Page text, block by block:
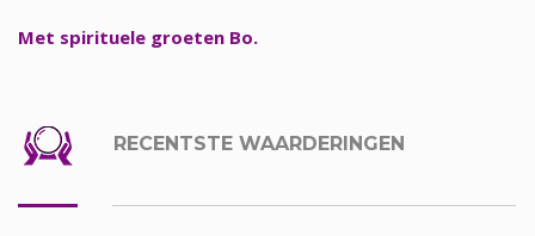
Met spirituele groeten Bo.
RECENTSTE WAARDERINGEN